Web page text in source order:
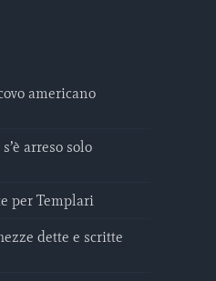
americano
arreso solo
per Templari
dette e scritte